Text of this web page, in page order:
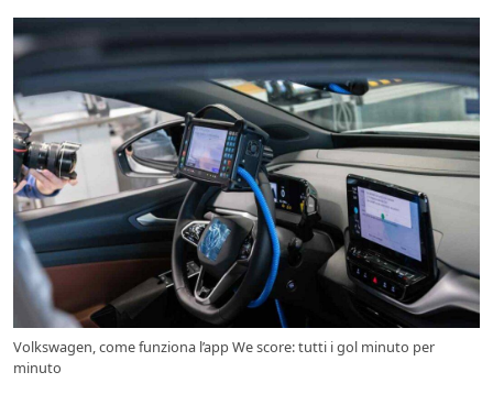
Volkswagen, come funziona l’app We score: tutti i gol minuto per
minuto